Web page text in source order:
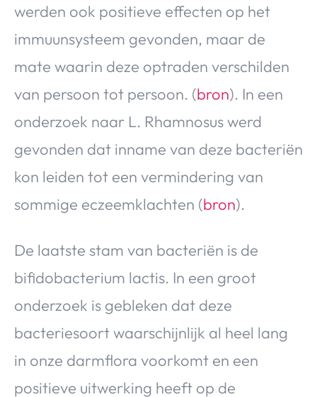
werden ook positieve effecten op het
immuunsysteem gevonden, maar de
mate waarin deze optraden verschilden
van persoon tot persoon. (bron). In een
onderzoek naar L. Rhamnosus werd
gevonden dat inname van deze bacteriën
kon leiden tot een vermindering van
sommige eczeemklachten (bron).
De laatste stam van bacteriën is de
bifidobacterium lactis. In een groot
onderzoek is gebleken dat deze
bacteriesoort waarschijnlijk al heel lang
in onze darmflora voorkomt en een
positieve uitwerking heeft op de